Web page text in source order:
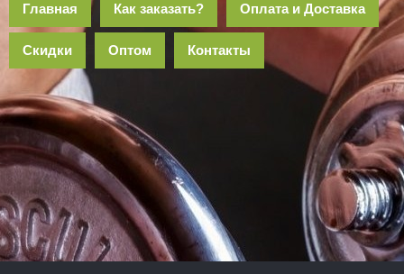
Главная Как заказать? Оплата и Доставка
Скидки Оптом Контакты